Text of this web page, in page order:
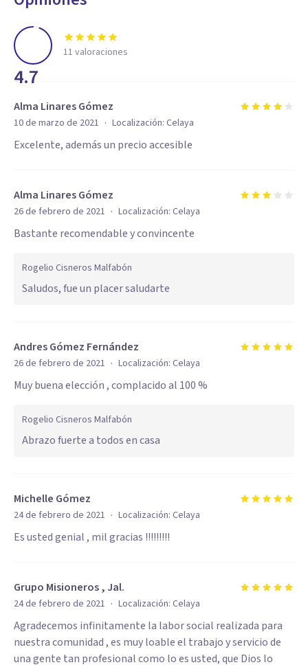
4.7
11 valoraciones
Alma Linares Gómez
10 de marzo de 2021 · Localización: Celaya
Excelente, además un precio accesible
Alma Linares Gómez
26 de febrero de 2021 · Localización: Celaya
Bastante recomendable y convincente
Rogelio Cisneros Malfabón
Saludos, fue un placer saludarte
Andres Gómez Fernández
26 de febrero de 2021 · Localización: Celaya
Muy buena elección , complacido al 100 %
Rogelio Cisneros Malfabón
Abrazo fuerte a todos en casa
Michelle Gómez
24 de febrero de 2021 · Localización: Celaya
Es usted genial , mil gracias !!!!!!!!!
Grupo Misioneros , Jal.
24 de febrero de 2021 · Localización: Celaya
Agradecemos infinitamente la labor social realizada para
nuestra comunidad , es muy loable el trabajo y servicio de
una gente tan profesional como lo es usted, que Dios lo